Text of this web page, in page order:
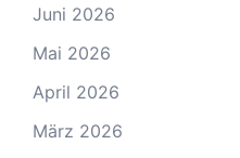
Juni 2026
Mai 2026
April 2026
März 2026